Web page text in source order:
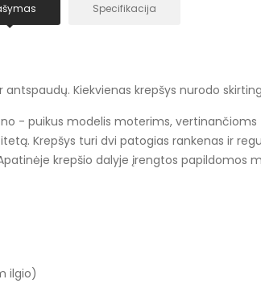
Specifikacija
Kiekvienas krepšys nurodo
- puikus modelis moterims,
Krepšys turi dvi patogias rankenas ir
krepšio dalyje įrengtos papildomos
ilgio)